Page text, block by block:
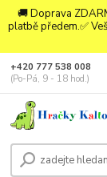
🚚 Doprava
platbě předem.✅
+420 777 538 008
(Po-Pá, 9 - 18 hod.)